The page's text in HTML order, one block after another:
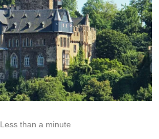
Less than a minute